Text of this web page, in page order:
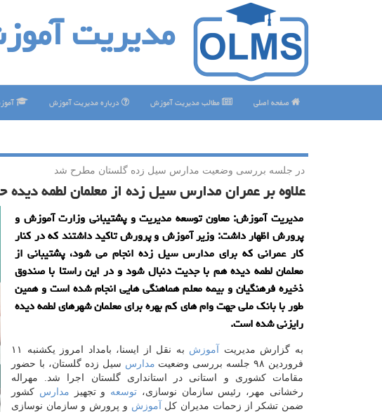
مدیریت
صفحه اصلی مطالب مدیریت آموزش درباره مدیریت آموزش
در جلسه بررسی وضعیت مدارس سیل زده گلستان مطرح شد
علاوه بر عمران مدارس سیل زده از معلمان لطمه
مدیریت آموزش: معاون توسعه مدیریت و پشتیبانی وزارت آموزش و
پرورش اظهار داشت: وزیر آموزش و پرورش تاكید داشتند كه در كنار
كار عمرانی كه برای مدارس سیل زده انجام می شود، پشتیبانی از
معلمان لطمه دیده هم با جدیت دنبال شود و در این راستا با صندوق
ذخیره فرهنگیان و بیمه معلم هماهنگی هایی انجام شده است و همین
طور با بانك ملی جهت وام های كم بهره برای معلمان شهرهای لطمه دیده
رایزنی شده است.
به گزارش مدیریت آموزش
به نقل از ایسنا، بامداد امروز یكشنبه ۱۱
فروردین ۹۸ جلسه بررسی وضعیت
مدارس سیل زده گلستان، با حضور
مقامات كشوری و استانی در استانداری گلستان اجرا شد. مهراله
رخشانی مهر، رئیس سازمان نوسازی، توسعه و تجهیز مدارس كشور
ضمن تشكر از زحمات مدیران كل
آموزش و پرورش و سازمان نوسازی